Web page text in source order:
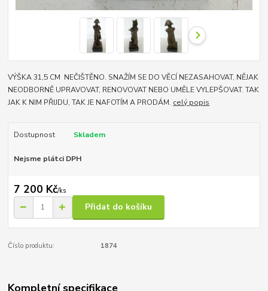
VÝŠKA 31,5 CM NEČIŠTĚNO. SNAŽÍM SE DO VĚCÍ NEZASAHOVAT, NĚJAK
NEODBORNĚ UPRAVOVAT, RENOVOVAT NEBO UMĚLE VYLEPŠOVAT. TAK
JAK K NIM PŘIJDU, TAK JE NAFOTÍM A PRODÁM. celý popis
Dostupnost Skladem
Nejsme plátci DPH
7 200 Kč/ks
Přidat do košíku
Číslo produktu: 1874